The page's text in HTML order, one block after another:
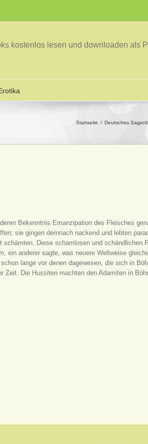
kostenlos lesen und downloaden als
Startseite Deutsches
Bekenntnis Emanzipation des Fleisches
sie gingen demnach nackend und lebten
Diese schamlosen und schändlichen
ein anderer sagte, was neuere Weltweise
lange vor denen dagewesen, die sich in
Die Hussiten machten den Adamiten in